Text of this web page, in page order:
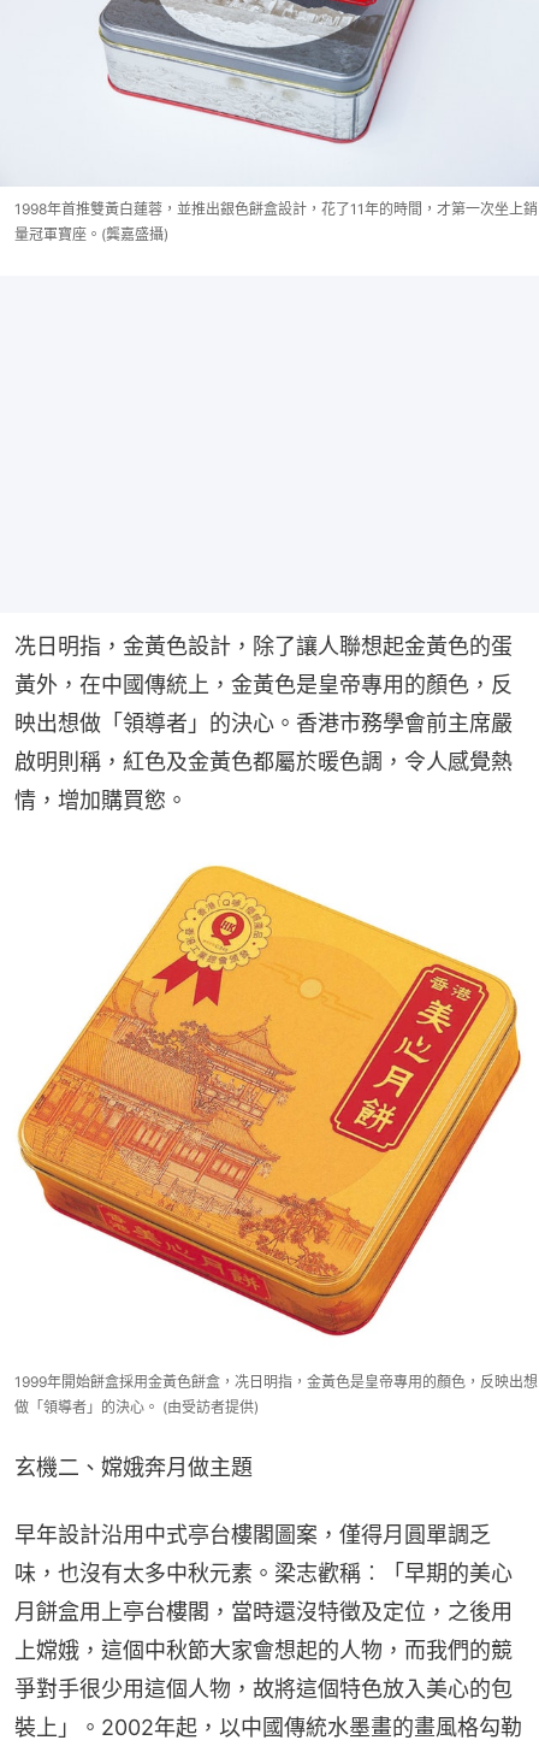
1998年首推雙黃白蓮蓉，並推出銀色餅盒設計，花了11年的時間，才第一次坐上銷
量冠軍寶座。(龔嘉盛攝)
冼日明指，金黃色設計，除了讓人聯想起金黃色的蛋
黃外，在中國傳統上，金黃色是皇帝專用的顏色，反
映出想做「領導者」的決心。香港市務學會前主席嚴
啟明則稱，紅色及金黃色都屬於暖色調，令人感覺熱
情，增加購買慾。
1999年開始餅盒採用金黃色餅盒，冼日明指，金黃色是皇帝專用的顏色，反映出想
做「領導者」的決心。 (由受訪者提供)
玄機二、嫦娥奔月做主題
早年設計沿用中式亭台樓閣圖案，僅得月圓單調乏
味，也沒有太多中秋元素。梁志歡稱︰「早期的美心
月餅盒用上亭台樓閣，當時還沒特徵及定位，之後用
上嫦娥，這個中秋節大家會想起的人物，而我們的競
爭對手很少用這個人物，故將這個特色放入美心的包
裝上」。2002年起，以中國傳統水墨畫的畫風格勾勒